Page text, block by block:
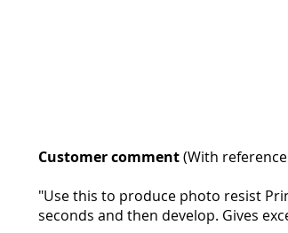
Customer comment(With
"Use this to produce photo resist
seconds and then develop. Gives